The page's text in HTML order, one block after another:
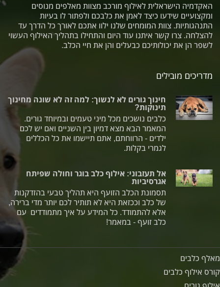
מדריכים מובילים
חינוך גורים לא לנשוך: למה זה לא שונה מחינוך
תינוקות?
כלבים נושכים מכל מיני טעמים ובמיוחד גורים.
המאמר הבא מצא דמיון בין השניים ואם יש לכם
ילדים - הרווחתם, אתם תיישמו את כל הכללים
לגמרי בקלות.
אל תעזבוני: אילוף כלב בוגר וחולה שפיתח
אגרסיביות
תסמונת הכלב הזועף היא תהליך טבעי בהזדקנות
של כלב וככזאת היא לא תותיר לכם יותר מדי ברירה,
אלא להתמודד. כל המידע על איך מתמודדים עם
כלב זועף - במאמר!
האקדמיה הישראלית לאילוף מורכב מצוות מאלפים מנוסים
ומקצועיים שידעו כיצד לאמן את כלבכם ולפתור לו בעיות
התנהגותיות. צוות המומחים שלנו ילוו אתכם לאורך כל הדרך עד
להצלחה. צרו קשר איתנו עוד היום והתחילו בתהליך האילוף העשוי
לשפר הן את יכולותיכם כבעלים והן את חיי הכלב.
מאלף כלבים
קורס אילוף כלבים